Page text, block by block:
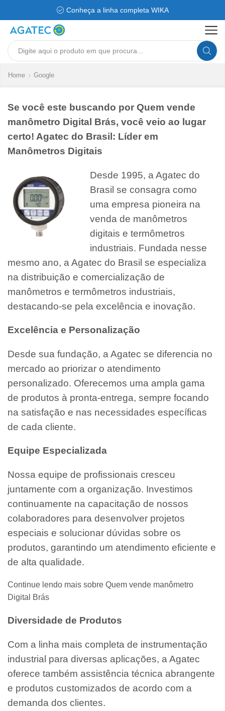
Conheça a linha completa WIKA
Search
Home Google
Se você este buscando por Quem vende
manômetro Digital Brás, você veio ao lugar
certo! Agatec do Brasil: Líder em
Manômetros Digitais
Desde 1995, a Agatec do
Brasil se consagra como
uma empresa pioneira na
venda de manômetros
digitais e termômetros
industriais. Fundada nesse
mesmo ano, a Agatec do Brasil se especializa
na distribuição e comercialização de
manômetros e termômetros industriais,
destacando-se pela excelência e inovação.
Excelência e Personalização
Desde sua fundação, a Agatec se diferencia no
mercado ao priorizar o atendimento
personalizado. Oferecemos uma ampla gama
de produtos à pronta-entrega, sempre focando
na satisfação e nas necessidades específicas
de cada cliente.
Equipe Especializada
Nossa equipe de profissionais cresceu
juntamente com a organização. Investimos
continuamente na capacitação de nossos
colaboradores para desenvolver projetos
especiais e solucionar dúvidas sobre os
produtos, garantindo um atendimento eficiente e
de alta qualidade.
Continue lendo mais sobre Quem vende manômetro
Digital Brás
Diversidade de Produtos
Com a linha mais completa de instrumentação
industrial para diversas aplicações, a Agatec
oferece também assistência técnica abrangente
e produtos customizados de acordo com a
demanda dos clientes.